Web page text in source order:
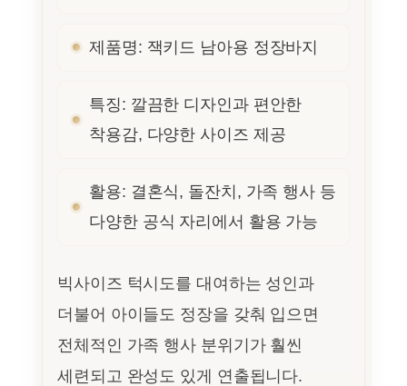
제품명: 잭키드 남아용 정장바지
특징: 깔끔한 디자인과 편안한
착용감, 다양한 사이즈 제공
활용: 결혼식, 돌잔치, 가족 행사 등
다양한 공식 자리에서 활용 가능
빅사이즈 턱시도를 대여하는 성인과
더불어 아이들도 정장을 갖춰 입으면
전체적인 가족 행사 분위기가 훨씬
세련되고 완성도 있게 연출됩니다.